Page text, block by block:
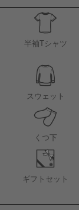
半袖Tシャツ
スウェット
くつ下
ギフトセット